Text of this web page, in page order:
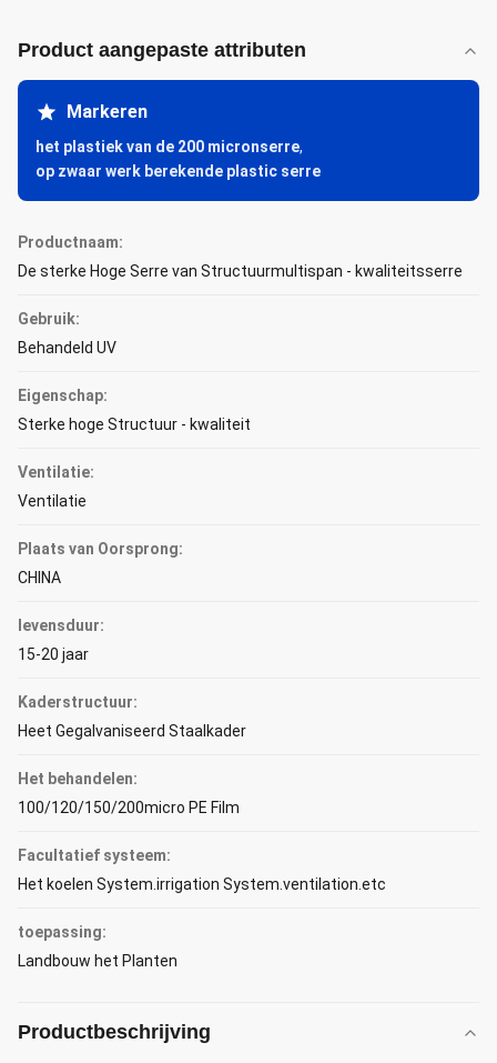
Product aangepaste attributen
Markeren
het plastiek van de 200 micronserre,
op zwaar werk berekende plastic serre
Productnaam:
De sterke Hoge Serre van Structuurmultispan - kwaliteitsserre
Gebruik:
Behandeld UV
Eigenschap:
Sterke hoge Structuur - kwaliteit
Ventilatie:
Ventilatie
Plaats van Oorsprong:
CHINA
levensduur:
15-20 jaar
Kaderstructuur:
Heet Gegalvaniseerd Staalkader
Het behandelen:
100/120/150/200micro PE Film
Facultatief systeem:
Het koelen System.irrigation System.ventilation.etc
toepassing:
Landbouw het Planten
Productbeschrijving